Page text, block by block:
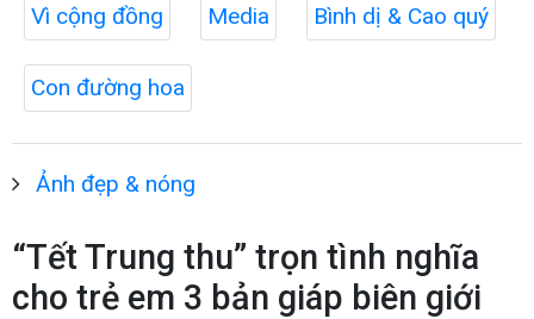
Vì cộng đồng Media Bình dị & Cao quý
Con đường hoa
Ảnh đẹp & nóng
“Tết Trung thu” trọn tình nghĩa
cho trẻ em 3 bản giáp biên giới